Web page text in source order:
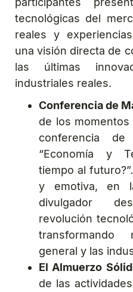
tecnológicas del
reales y
una visión directa de
las últimas
industriales reales.
Conferencia de
de los
conferencia
“Economía y
tiempo al
y emotiva, en
divulgador
revolución
general y las
El Almuerzo
de las